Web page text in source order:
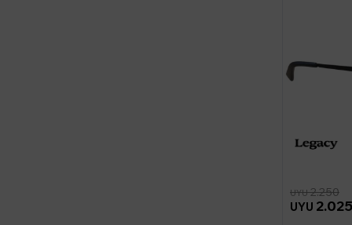
UYU
UYU 2.250